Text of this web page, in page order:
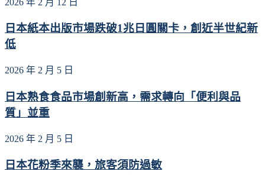
日本紙本出版市場跌破1兆日圓關卡，創近半世紀新
低
2026 年 2 月 5 日
日本熟食食品市場創新高，需求轉向「便利與品
質」並重
2026 年 2 月 5 日
日本花粉季來襲，旅客須防過敏